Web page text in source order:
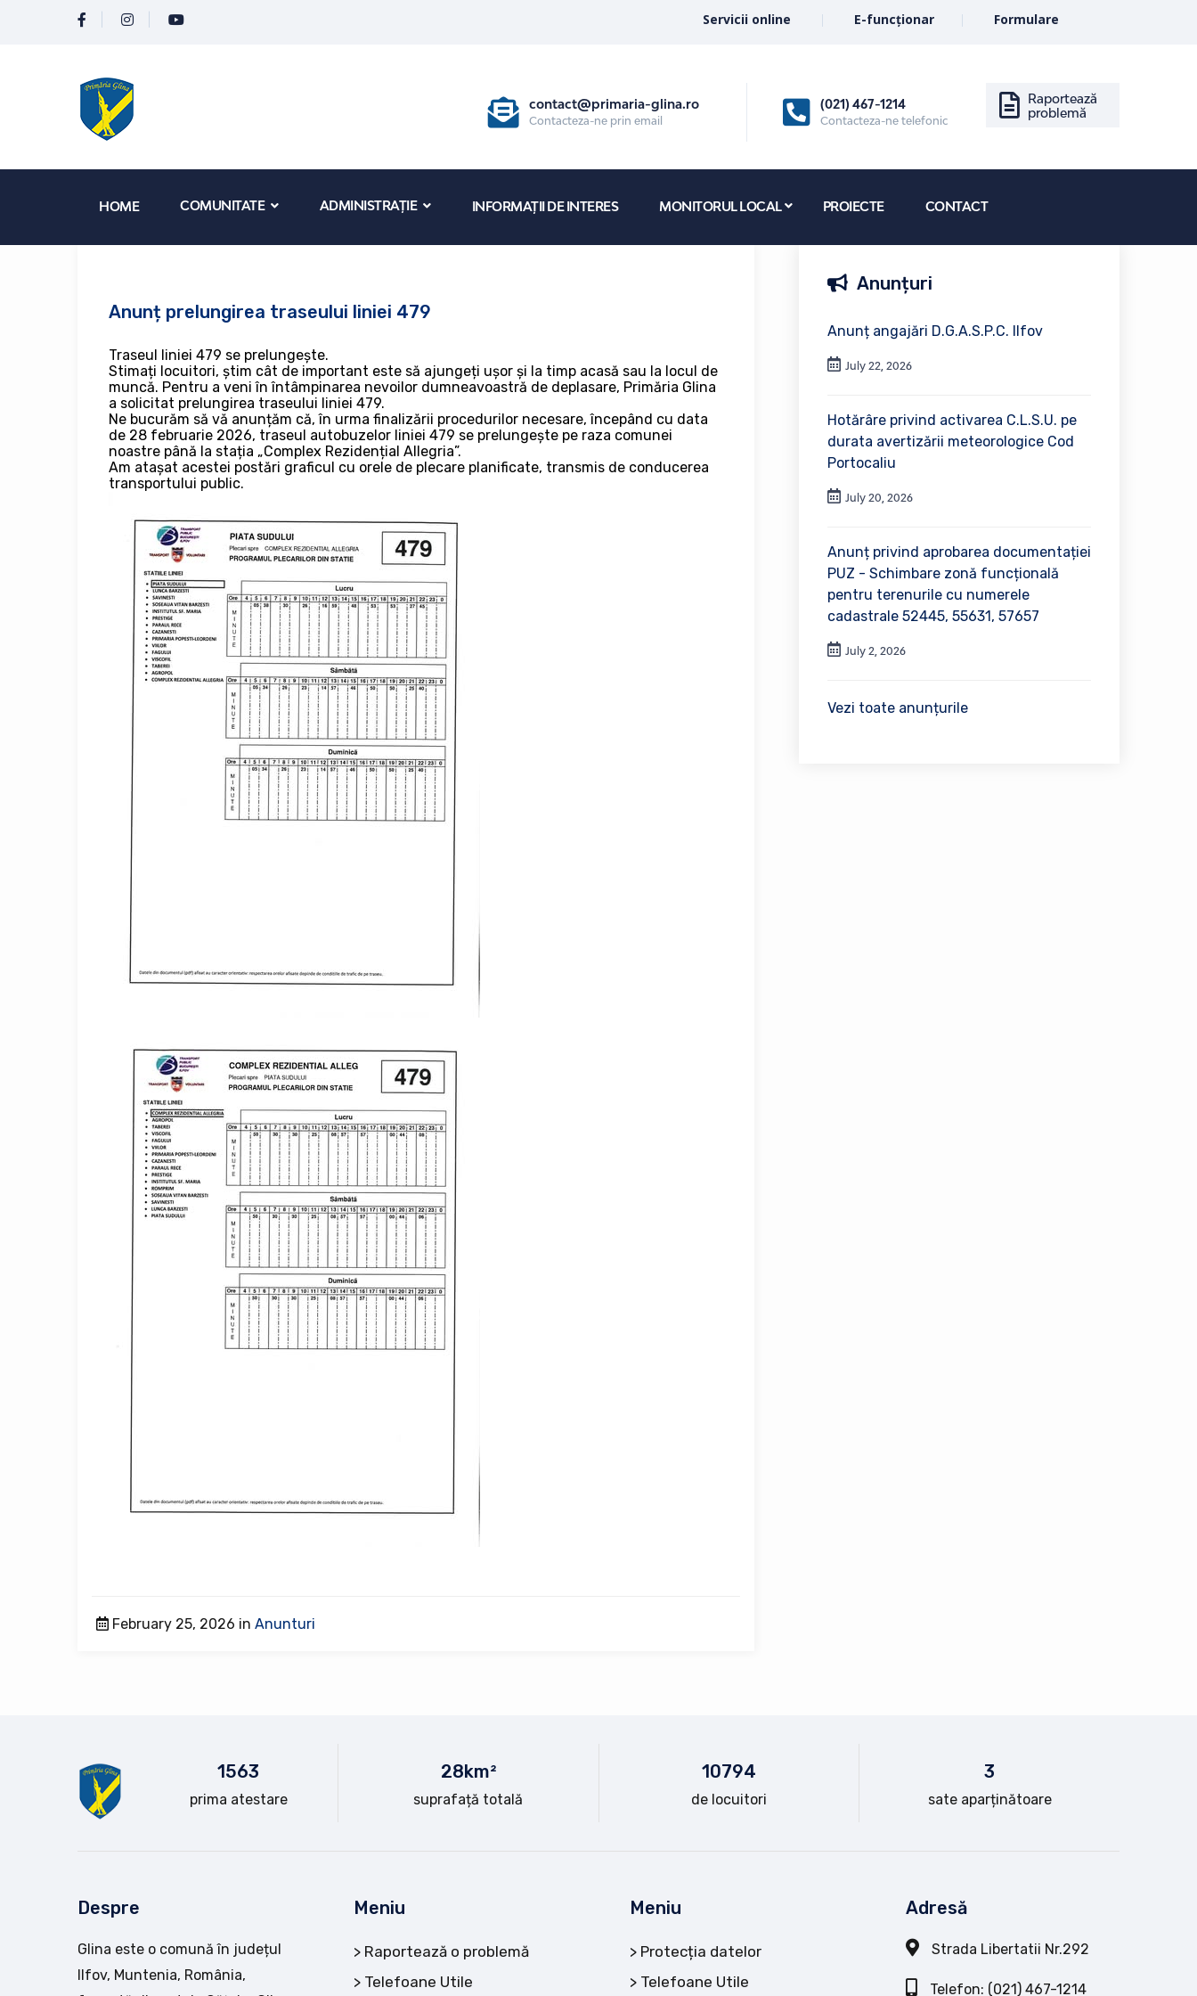
Servicii online E-funcționar Formulare
contact@primaria-glina.ro
Contacteza-ne prin email
(021) 467-1214
Contacteza-ne telefonic
Raportează
problemă
HOME COMUNITATE ADMINISTRAȚIE INFORMAȚII DE INTERES MONITORUL LOCAL PROIECTE CONTACT
Anunț prelungirea traseului liniei 479
Traseul liniei 479 se prelungește.
Stimați locuitori, știm cât de important este să ajungeți ușor și la timp acasă sau la locul de
muncă. Pentru a veni în întâmpinarea nevoilor dumneavoastră de deplasare, Primăria Glina
a solicitat prelungirea traseului liniei 479.
Ne bucurăm să vă anunțăm că, în urma finalizării procedurilor necesare, începând cu data
de 28 februarie 2026, traseul autobuzelor liniei 479 se prelungește pe raza comunei
noastre până la stația „Complex Rezidențial Allegria”.
Am atașat acestei postări graficul cu orele de plecare planificate, transmis de conducerea
transportului public.
February 25, 2026 in Anunturi
Anunțuri
Anunț angajări D.G.A.S.P.C. Ilfov
July 22, 2026
Hotărâre privind activarea C.L.S.U. pe
durata avertizării meteorologice Cod
Portocaliu
July 20, 2026
Anunț privind aprobarea documentației
PUZ - Schimbare zonă funcțională
pentru terenurile cu numerele
cadastrale 52445, 55631, 57657
July 2, 2026
Vezi toate anunțurile
1563
prima atestare
28km²
suprafață totală
10794
de locuitori
3
sate aparținătoare
Despre
Glina este o comună în județul
Ilfov, Muntenia, România,
Meniu
Raportează o problemă
Telefoane Utile
Meniu
Protecția datelor
Telefoane Utile
Adresă
Strada Libertatii Nr.292
Telefon: (021) 467-1214